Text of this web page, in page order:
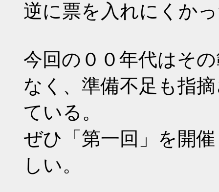
逆に票を入れにくか
今回の００年代はそ
なく、準備不足も指
ている。
ぜひ「第一回」を開
しい。